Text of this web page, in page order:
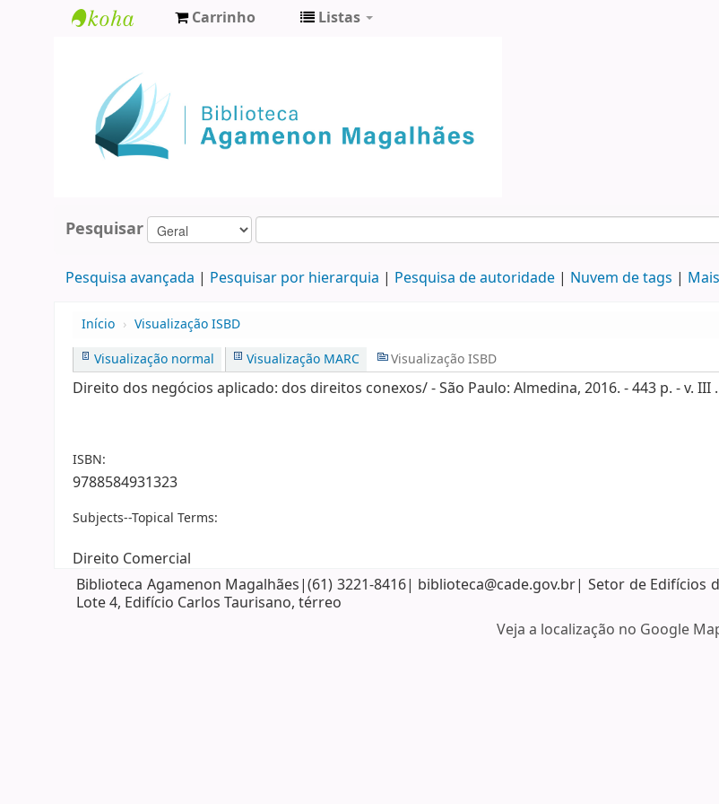
Agamenon
Magalhães
Carrinho Listas
Pesquisar
Pesquisa avançada Pesquisar por hierarquia Pesquisa de autoridade Nuvem de tags
Início › Visualização ISBD
Visualização normal
Visualização MARC Visualização ISBD
Direito dos negócios aplicado: dos direitos conexos/ - São Paulo: Almedina, 2016. - 443 p. - v. III .
ISBN:
9788584931323
Subjects--Topical Terms:
Direito Comercial
Biblioteca Agamenon Magalhães|(61) 3221-8416| biblioteca@cade.gov.br| Setor de Edifícios
Lote 4, Edifício Carlos Taurisano, térreo
Veja a localização no Google